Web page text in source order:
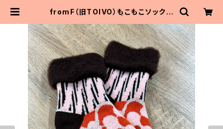
fromF（旧TOIVO）もこもこソックス